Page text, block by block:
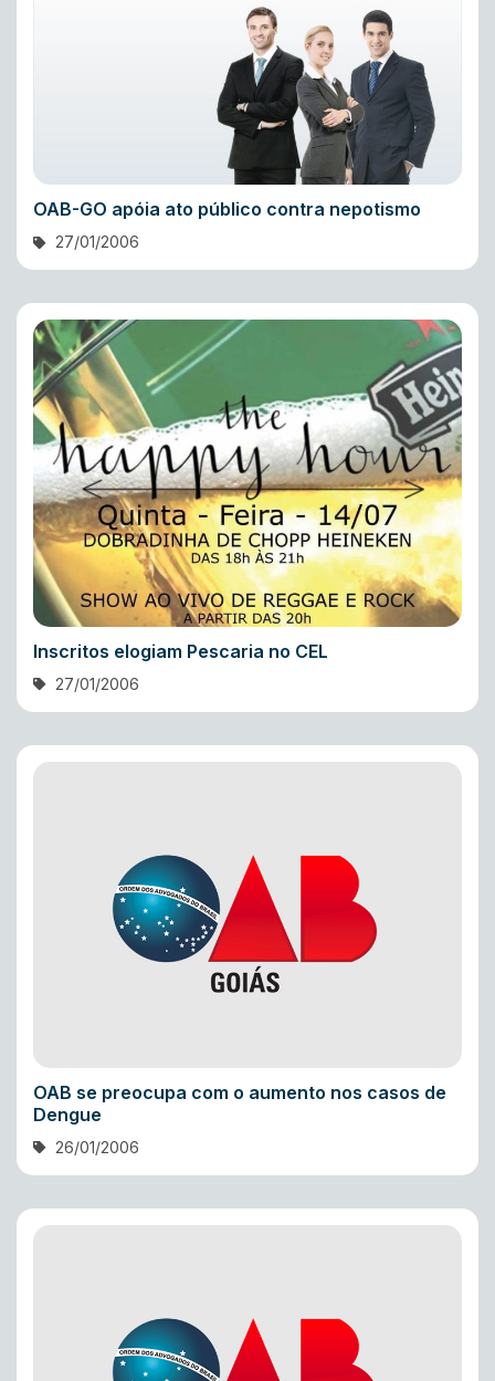
OAB-GO apóia ato público contra nepotismo
27/01/2006
Inscritos elogiam Pescaria no CEL
27/01/2006
OAB se preocupa com o aumento nos casos de
Dengue
26/01/2006